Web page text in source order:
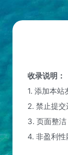
收录说明：
1. 添加本站
2. 禁止提
3. 页面整
4. 非盈利